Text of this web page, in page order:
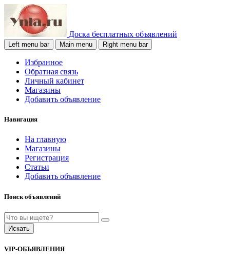
Доска бесплатных объявлений
Left menu bar Main menu Right menu bar
Избранное
Обратная связь
Личный кабинет
Магазины
Добавить объявление
Навигация
На главную
Магазины
Регистрация
Статьи
Добавить объявление
Поиск объявлений
Искать
VIP-ОБЪЯВЛЕНИЯ